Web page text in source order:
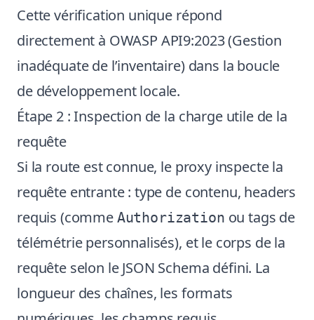
Cette vérification unique répond
directement à OWASP API9:2023 (Gestion
inadéquate de l’inventaire) dans la boucle
de développement locale.
Étape 2 : Inspection de la charge utile de la
requête
Si la route est connue, le proxy inspecte la
requête entrante : type de contenu, headers
requis (comme Authorization ou tags de
télémétrie personnalisés), et le corps de la
requête selon le JSON Schema défini. La
longueur des chaînes, les formats